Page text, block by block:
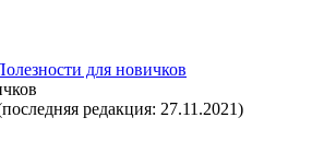
для новичков
редакция: 27.11.2021)